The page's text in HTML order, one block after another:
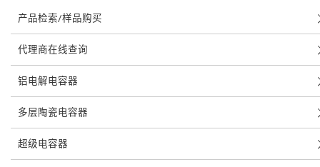
产品检索/样品购买
代理商在线查询
铝电解电容器
多层陶瓷电容器
超级电容器